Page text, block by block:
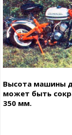
Высота машины
может быть
350 мм.